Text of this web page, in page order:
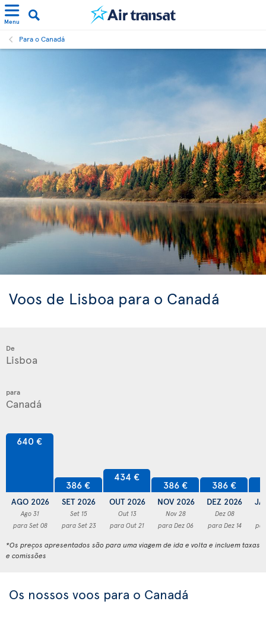
Menu
Para o Canadá
Voos de Lisboa para o Canadá
De
para
640 €
AGO 2026
Ago 31
para Set 08
386 €
SET 2026
Set 15
para Set 23
434 €
OUT 2026
Out 13
para Out 21
386 €
NOV 2026
Nov 28
para Dez 06
386 €
DEZ 2026
Dez 08
para Dez 14
*Os preços apresentados são para uma viagem de ida e volta e incluem taxas
e comissões
Os nossos voos para o Canadá